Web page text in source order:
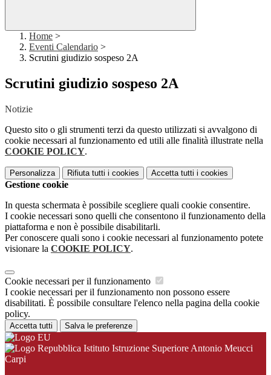
Home >
Eventi Calendario >
Scrutini giudizio sospeso 2A
Scrutini giudizio sospeso 2A
Notizie
Questo sito o gli strumenti terzi da questo utilizzati si avvalgono di
cookie necessari al funzionamento ed utili alle finalità illustrate nella
COOKIE POLICY.
Personalizza Rifiuta tutti i cookies Accetta tutti i cookies
Gestione cookie
In questa schermata è possibile scegliere quali cookie consentire.
I cookie necessari sono quelli che consentono il funzionamento della
piattaforma e non è possibile disabilitarli.
Per conoscere quali sono i cookie necessari al funzionamento potete
visionare la COOKIE POLICY.
Cookie necessari per il funzionamento
I cookie necessari per il funzionamento non possono essere
disabilitati. È possibile consultare l'elenco nella pagina della cookie
policy.
Accetta tutti Salva le preferenze
Istituto Istruzione Superiore Antonio Meucci
Carpi